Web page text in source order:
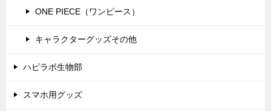
ONE PIECE（ワンピース）
キャラクターグッズその他
ハピラボ生物部
スマホ用グッズ